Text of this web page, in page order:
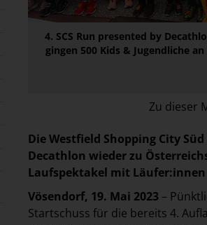
4. SCS Run presented by
gingen 500 Kids & Jugendliche
Zu dieser
Die Westfield Shopping City
Decathlon wieder zu
Laufspektakel mit
Vösendorf, 19. Mai 2023 –
Startschuss für die bereits 4.